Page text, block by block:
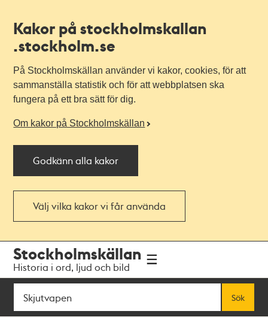
Kakor på stockholmskallan
.stockholm.se
På Stockholmskällan använder vi kakor, cookies, för att
sammanställa statistik och för att webbplatsen ska
fungera på ett bra sätt för dig.
Om kakor på Stockholmskällan
Godkänn alla kakor
Välj vilka kakor vi får använda
navigationen
huvudinnehållet
Stockholmskällan
Historia i ord, ljud och bild
Sök
Sök